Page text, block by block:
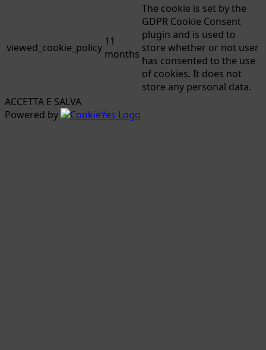
viewed_cookie_policy 11
months
The cookie is set by the
GDPR Cookie Consent
plugin and is used to
store whether or not user
has consented to the use
of cookies. It does not
store any personal data.
ACCETTA E SALVA
Powered by